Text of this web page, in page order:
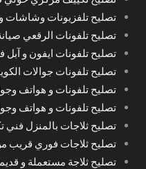
تصليح تلفزيونات وشاشات
تصليح تلفونات الرقعي
تصليح تلفونات ايفون و آبل
تصليح تلفونات جوالات
تصليح تلفونات و هواتف
تصليح تلفونات و هواتف
تصليح ثلاجات بالمنزل فني
تصليح ثلاجات فوري قريب
تصليح ثلاجة مستعملة و